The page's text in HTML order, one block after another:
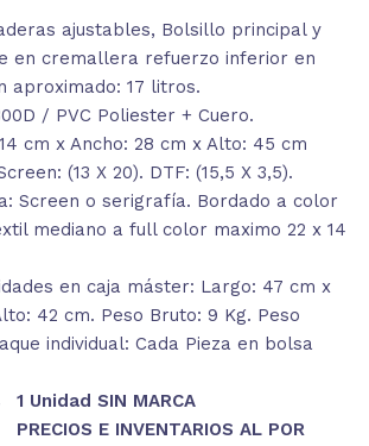
ajustables, Bolsillo principal y
en cremallera refuerzo inferior en
aproximado: 17 litros.
/ PVC Poliester + Cuero.
cm x Ancho: 28 cm x Alto: 45 cm
(13 X 20). DTF: (15,5 X 3,5).
Screen o serigrafía. Bordado a color
mediano a full color maximo 22 x 14
en caja máster: Largo: 47 cm x
42 cm. Peso Bruto: 9 Kg. Peso
individual: Cada Pieza en bolsa
1 Unidad SIN MARCA
PRECIOS E INVENTARIOS AL POR